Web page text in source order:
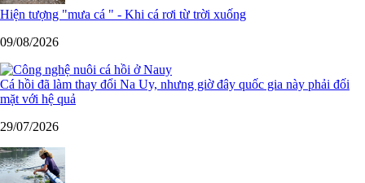
Hiện tượng "mưa cá " - Khi cá rơi từ trời xuống
09/08/2026
Cá hồi đã làm thay đổi Na Uy, nhưng giờ đây quốc gia này phải đối
mặt với hệ quả
29/07/2026